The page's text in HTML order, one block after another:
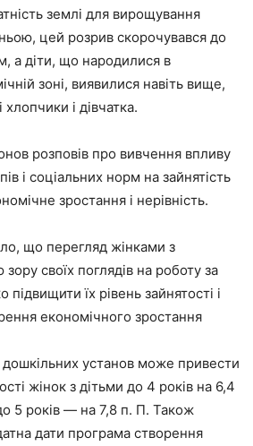
землі для вирощування
цей розрив скорочувався до
а діти, що народилися в
зоні, виявилися навіть вище,
і дівчатка.
розповів про вивчення впливу
і соціальних норм на зайнятість
зростання і нерівність.
що перегляд жінками з
своїх поглядів на роботу за
їх рівень зайнятості і
економічного зростання
установ може привести
жінок з дітьми до 4 років на 6,4
5 років — на 7,8 п. П. Також
дати програма створення